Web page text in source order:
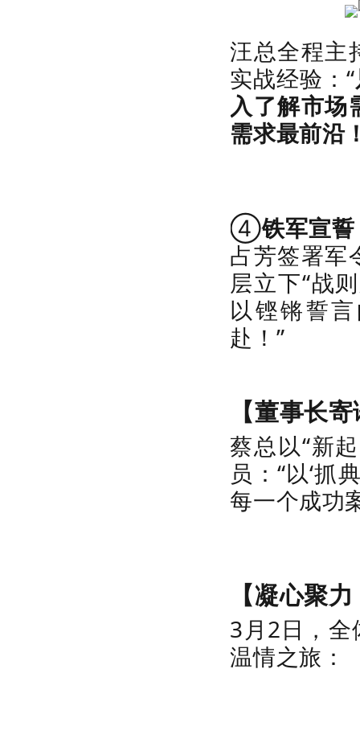
汪总全程主
实战经验：“
入了解市场
需求最前沿
④铁军宣
占芳签署军
层立下“战
以铿锵誓
赴！”
【董事长
蔡总以“新
员：“以‘抓
每一个成功
【凝心聚
3月2日，全
温情之旅：